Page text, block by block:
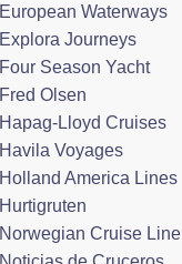
European Waterways
Explora Journeys
Four Season Yacht
Fred Olsen
Hapag-Lloyd Cruises
Havila Voyages
Holland America Lines
Hurtigruten
Norwegian Cruise Line